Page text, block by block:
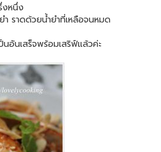
งหนึ่ง
ยำ ราดด้วยน้ำยำที่เหลือจนหมด
นอันเสร็จพร้อมเสริฟ์แล้วค่ะ